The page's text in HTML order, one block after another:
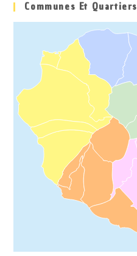
Communes Et Quartiers